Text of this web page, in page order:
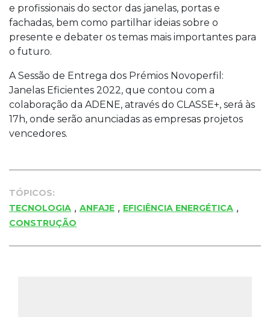
e profissionais do sector das janelas, portas e
fachadas, bem como partilhar ideias sobre o
presente e debater os temas mais importantes para
o futuro.
A Sessão de Entrega dos Prémios Novoperfil:
Janelas Eficientes 2022, que contou com a
colaboração da ADENE, através do CLASSE+, será às
17h, onde serão anunciadas as empresas projetos
vencedores.
TÓPICOS:
TECNOLOGIA , ANFAJE , EFICIÊNCIA ENERGÉTICA ,
CONSTRUÇÃO